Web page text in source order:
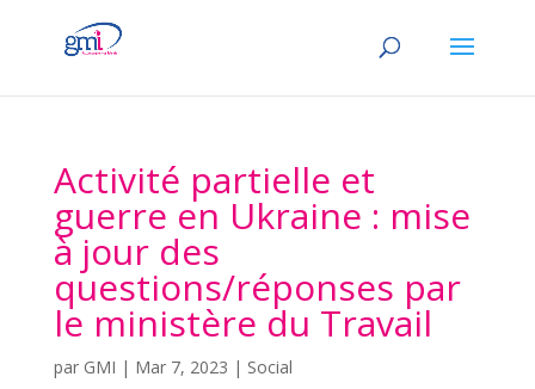
Activité partielle et
guerre en Ukraine : mise
à jour des
questions/réponses par
le ministère du Travail
par GMI | Mar 7, 2023 | Social